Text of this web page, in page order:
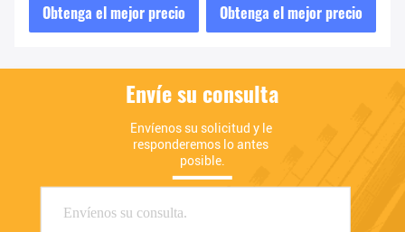
Obtenga el mejor precio Obtenga el mejor precio
Envíe su consulta
Envíenos su solicitud y le
responderemos lo antes
posible.